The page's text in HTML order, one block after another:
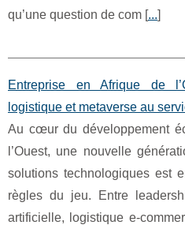
qu’une question de com [...]
Entreprise en Afrique de
logistique et metaverse au
Au cœur du développement
l’Ouest, une nouvelle
solutions technologiques est
règles du jeu. Entre
artificielle, logistique